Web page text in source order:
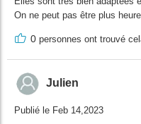
On ne peut pas être plus
0 personnes ont trouvé
Julien
Publié le Feb 14,2023